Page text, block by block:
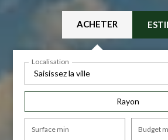
ACHETER
Saisissez la ville
Localisation
Surface min Budget
Rayon